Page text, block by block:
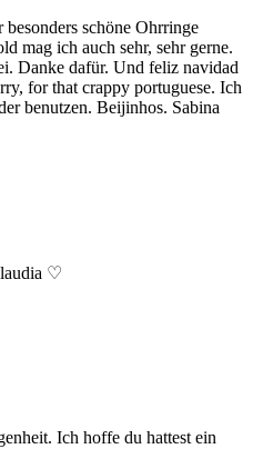
schöne Ohrringe
mag ich auch sehr, sehr gerne.
Danke dafür. Und feliz navidad
for that crappy portuguese. Ich
benutzen. Beijinhos. Sabina
♡
Ich hoffe du hattest ein